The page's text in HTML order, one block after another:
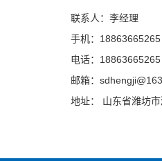
联系人：李经理
手机：18863665265
电话：18863665265
邮箱：
地址： 山东省潍坊